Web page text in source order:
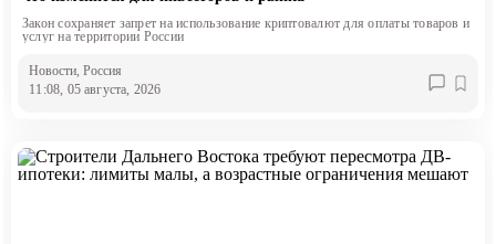
Закон сохраняет запрет на использование криптовалют для оплаты товаров и
услуг на территории России
Новости, Россия
11:08, 05 августа, 2026